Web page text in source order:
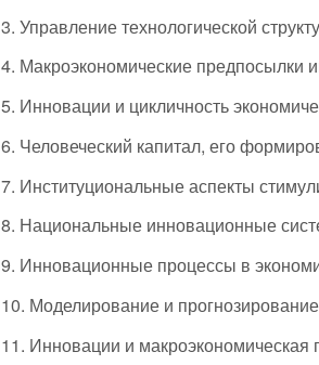
3. Управление технологической
4. Макроэкономические предпосылки
5. Инновации и цикличность
6. Человеческий капитал, его
7. Институциональные аспекты
8. Национальные инновационные
9. Инновационные процессы в
10. Моделирование и
11. Инновации и макроэкономическая